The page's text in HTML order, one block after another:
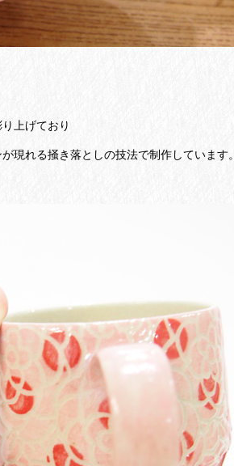
上げており
現れる掻き落としの技法で制作しています。